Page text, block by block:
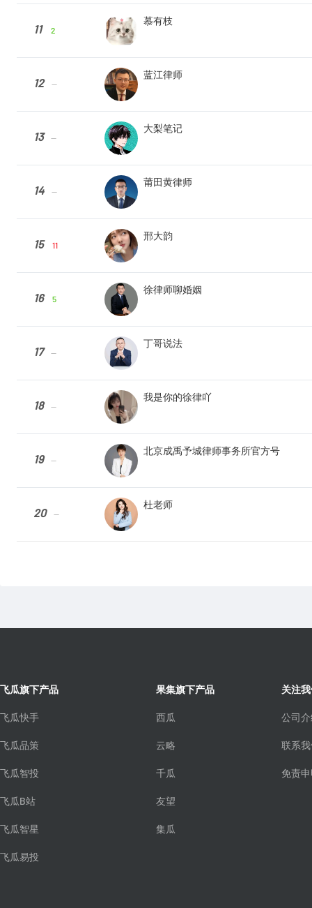
11 2
慕有枝
12 --
蓝江律师
13 --
大梨笔记
14 --
莆田黄律师
15 11
邢大韵
16 5
徐律师聊婚姻
17 --
丁哥说法
18 --
我是你的徐律吖
19 --
北京成禹予城律师事务所官方号
20 --
杜老师
飞瓜旗下产品
飞瓜快手
飞瓜品策
飞瓜智投
飞瓜B站
飞瓜智星
飞瓜易投
果集旗下产品
西瓜
云略
千瓜
友望
集瓜
关注
公司
联系
免责